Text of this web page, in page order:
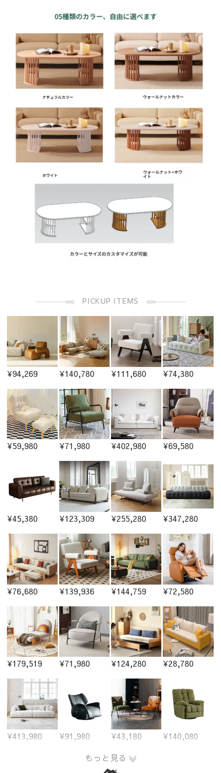
PICKUP ITEMS
¥94,269 ¥140,780 ¥111,680 ¥74,380
¥59,980 ¥71,980 ¥402,980 ¥69,580
¥45,380 ¥123,309 ¥255,280 ¥347,280
¥76,680 ¥139,936 ¥144,759 ¥72,580
¥179,519 ¥71,980 ¥124,280 ¥28,780
¥413,980 ¥91,980 ¥43,180
¥140,080
もっと見る